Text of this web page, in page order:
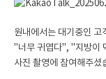
원내에서는 대기중인 고
"너무 귀엽다", "지방이
사진 촬영에 참여해주셨